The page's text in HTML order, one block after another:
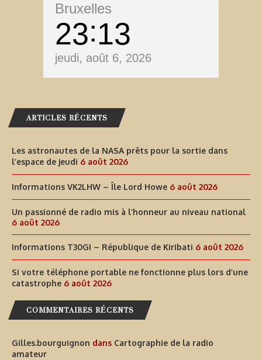
Bruxelles
23 13
jeudi, août 6, 2026
ARTICLES RÉCENTS
Les astronautes de la NASA prêts pour la sortie dans
l’espace de jeudi 6 août 2026
Informations VK2LHW – Île Lord Howe 6 août 2026
Un passionné de radio mis à l’honneur au niveau national
6 août 2026
Informations T30GI – République de Kiribati 6 août 2026
Si votre téléphone portable ne fonctionne plus lors d’une
catastrophe 6 août 2026
COMMENTAIRES RÉCENTS
Gilles.bourguignon dans Cartographie de la radio
amateur